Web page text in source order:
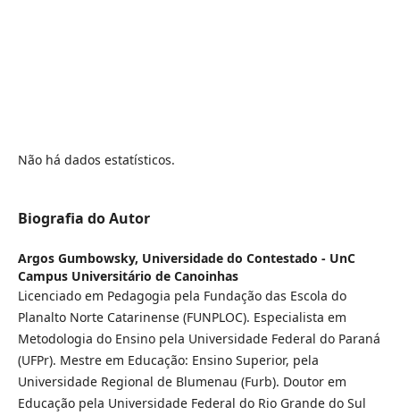
Não há dados estatísticos.
Biografia do Autor
Argos Gumbowsky, Universidade do Contestado - UnC
Campus Universitário de Canoinhas
Licenciado em Pedagogia pela Fundação das Escola do
Planalto Norte Catarinense (FUNPLOC). Especialista em
Metodologia do Ensino pela Universidade Federal do Paraná
(UFPr). Mestre em Educação: Ensino Superior, pela
Universidade Regional de Blumenau (Furb). Doutor em
Educação pela Universidade Federal do Rio Grande do Sul